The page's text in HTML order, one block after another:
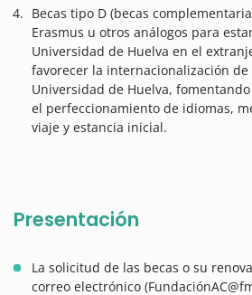
Becas tipo D (becas
Erasmus u otros análogos para
Universidad de Huelva en el
favorecer la internacionalización
Universidad de Huelva,
el perfeccionamiento de idiomas,
viaje y estancia inicial.
Presentación
La solicitud de las becas o su
correo electrónico